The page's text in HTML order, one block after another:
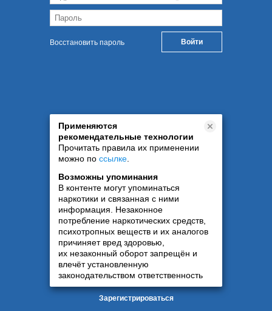
Восстановить пароль
Применяются
рекомендательные технологии
Прочитать правила их применении
можно по ссылке
Возможны упоминания
В контенте могут упоминаться
наркотики и связанная с ними
информация. Незаконное
потребление наркотических средств,
психотропных веществ и их аналогов
причиняет вред здоровью,
их незаконный оборот запрещён и
влечёт установленную
законодательством ответственность
Зарегистрироваться